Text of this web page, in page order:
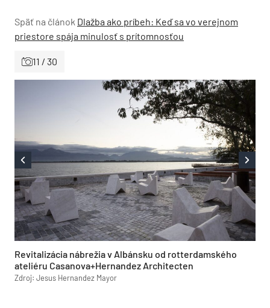
Späť na článok Dlažba ako príbeh: Keď sa vo verejnom
priestore spája minulosť s prítomnosťou
11 / 30
Revitalizácia nábrežia v Albánsku od rotterdamského
ateliéru Casanova+Hernandez Architecten
Zdroj: Jesus Hernandez Mayor